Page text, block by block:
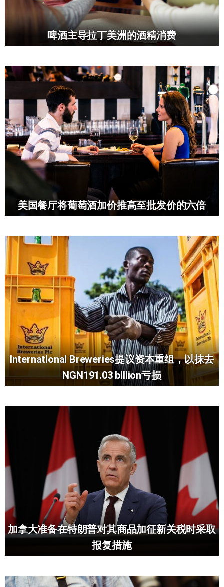
啤酒主导拉丁美洲的酒精消费
美国餐厅将葡萄酒加价推高至批发价的六倍
International Breweries提议资本重组，以抹去
NGN191.03 billion亏损
加拿大准备在特朗普对其商品加征新关税时采取
报复措施